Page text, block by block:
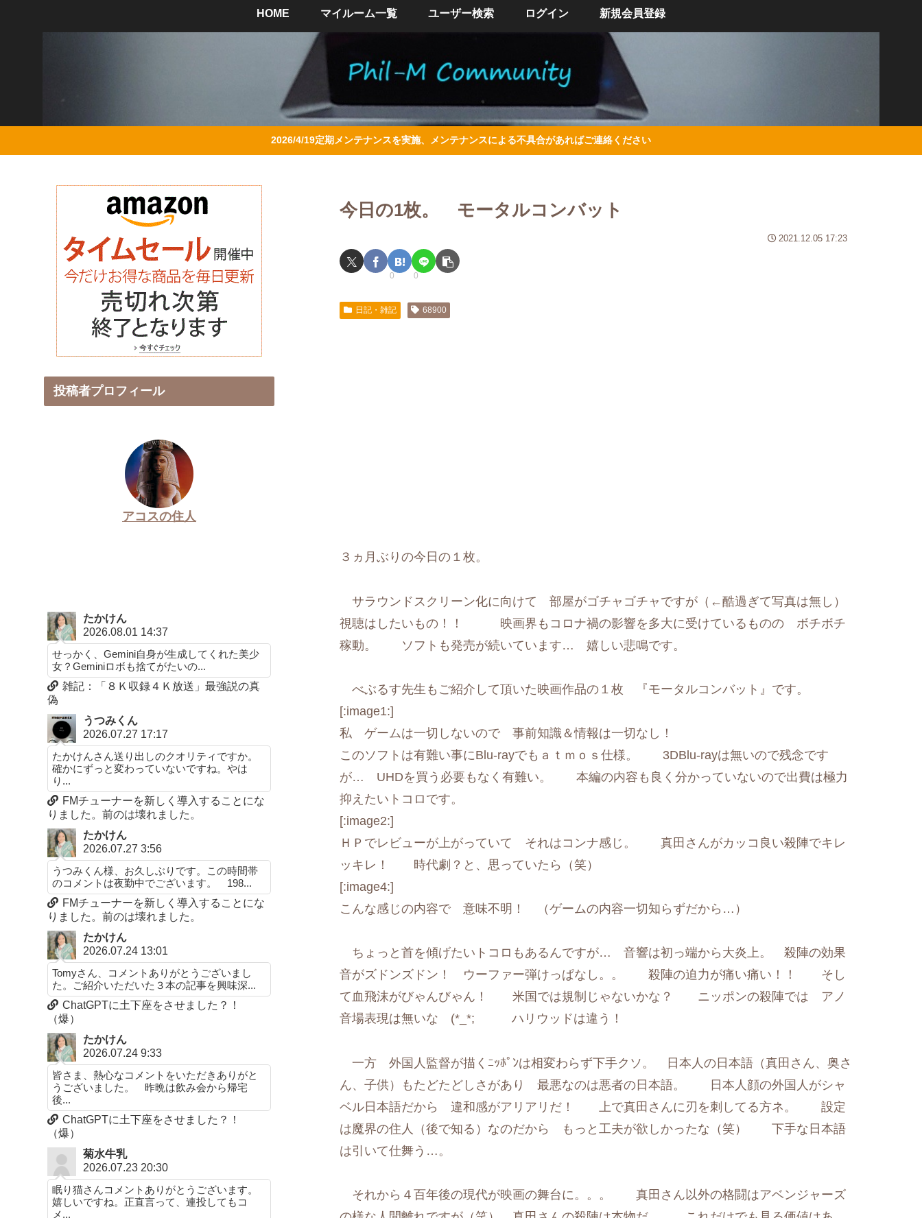
HOME マイルーム一覧 ユーザー検索 ログイン 新規会員登録
2026/4/19定期メンテナンスを実施、メンテナンスによる不具合があればご連絡ください
今日の1枚。 モータルコンバット
2021.12.05 17:23
0 0
日記・雑記 68900
３ヵ月ぶりの今日の１枚。
サラウンドスクリーン化に向けて 部屋がゴチャゴチャですが（←酷過ぎて写真は無し）
視聴はしたいもの！！ 映画界もコロナ禍の影響を多大に受けているものの ボチボチ
稼動。 ソフトも発売が続いています… 嬉しい悲鳴です。
べぶるす先生もご紹介して頂いた映画作品の１枚 『モータルコンバット』です。
[:image1:]
私 ゲームは一切しないので 事前知識＆情報は一切なし！
このソフトは有難い事にBlu-rayでもａｔｍｏｓ仕様。 3DBlu-rayは無いので残念です
が… UHDを買う必要もなく有難い。 本編の内容も良く分かっていないので出費は極力
抑えたいトコロです。
[:image2:]
ＨＰでレビューが上がっていて それはコンナ感じ。 真田さんがカッコ良い殺陣でキレ
ッキレ！ 時代劇？と、思っていたら（笑）
[:image4:]
こんな感じの内容で 意味不明！ （ゲームの内容一切知らずだから…）
ちょっと首を傾げたいトコロもあるんですが… 音響は初っ端から大炎上。 殺陣の効果
音がズドンズドン！ ウーファー弾けっぱなし。。 殺陣の迫力が痛い痛い！！ そし
て血飛沫がびゃんびゃん！ 米国では規制じゃないかな？ ニッポンの殺陣では アノ
音場表現は無いな (*_*; ハリウッドは違う！
一方 外国人監督が描くﾆｯﾎﾟﾝは相変わらず下手クソ。 日本人の日本語（真田さん、奥さ
ん、子供）もたどたどしさがあり 最悪なのは悪者の日本語。 日本人顔の外国人がシャ
ベル日本語だから 違和感がアリアリだ！ 上で真田さんに刃を刺してる方ネ。 設定
は魔界の住人（後で知る）なのだから もっと工夫が欲しかったな（笑） 下手な日本語
は引いて仕舞う…。
それから４百年後の現代が映画の舞台に。。。 真田さん以外の格闘はアベンジャーズ
投稿者プロフィール
アコスの住人
たかけん
2026.08.01 14:37
せっかく、Gemini自身が生成してくれた美少
女？Geminiロボも捨てがたいの...
雑記：「８Ｋ収録４Ｋ放送」最強説の真
偽
うつみくん
2026.07.27 17:17
たかけんさん送り出しのクオリティですか。
確かにずっと変わっていないですね。やは
り...
FMチューナーを新しく導入することにな
りました。前のは壊れました。
たかけん
2026.07.27 3:56
うつみくん様、お久しぶりです。この時間帯
のコメントは夜勤中でございます。 198...
FMチューナーを新しく導入することにな
りました。前のは壊れました。
たかけん
2026.07.24 13:01
Tomyさん、コメントありがとうございまし
た。ご紹介いただいた３本の記事を興味深...
ChatGPTに土下座をさせました？！
（爆）
たかけん
2026.07.24 9:33
皆さま、熱心なコメントをいただきありがと
うございました。 昨晩は飲み会から帰宅
後...
ChatGPTに土下座をさせました？！
（爆）
菊水牛乳
2026.07.23 20:30
眠り猫さんコメントありがとうございます。
嬉しいですね。正直言って、連投してもコ
メ...